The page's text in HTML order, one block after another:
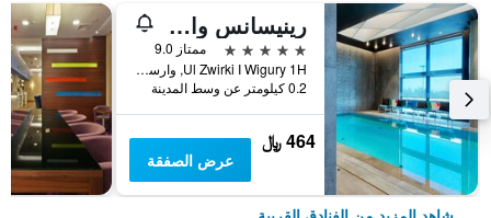
رينيسانس وارسو آيربورت هوتل، أحد فنادق ماريوت إنترناشونال
5 نجوم
ممتاز 9.0
Ul Zwirki I Wigury 1H, وارسو, محافظة مازوفيا, بولندا
0.2 كيلومتر عن وسط المدينة
464 ﷼
عرض الصفقة